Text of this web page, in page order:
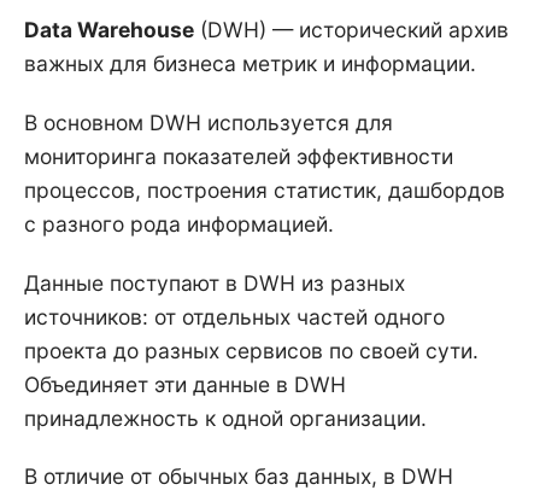
Data Warehouse (DWH) — исторический архив
важных для бизнеса метрик и информации.
В основном DWH используется для
мониторинга показателей эффективности
процессов, построения статистик, дашбордов
с разного рода информацией.
Данные поступают в DWH из разных
источников: от отдельных частей одного
проекта до разных сервисов по своей сути.
Объединяет эти данные в DWH
принадлежность к одной организации.
В отличие от обычных баз данных, в DWH